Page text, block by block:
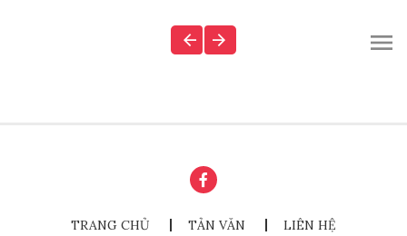
TRANG CHỦ TẢN VĂN
LIÊN HỆ